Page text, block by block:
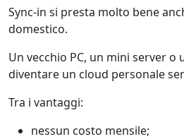
Sync-in si presta molto bene
domestico.
Un vecchio PC, un mini server o
diventare un cloud personale
Tra i vantaggi:
nessun costo mensile;